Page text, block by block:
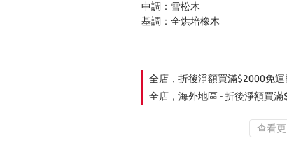
中調：雪松木
基調：全烘培橡木
全店，折後淨額買滿$2000免運
全店，海外地區 - 折後淨額買
查看